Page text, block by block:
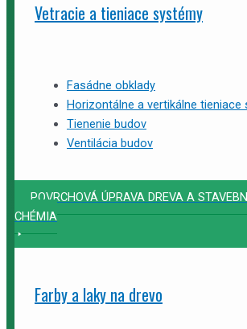
Vetracie a tieniace systémy
Fasádne obklady
Horizontálne a vertikálne tieniace
Tienenie budov
Ventilácia budov
POVRCHOVÁ ÚPRAVA DREVA A
CHÉMIA
Farby a laky na drevo